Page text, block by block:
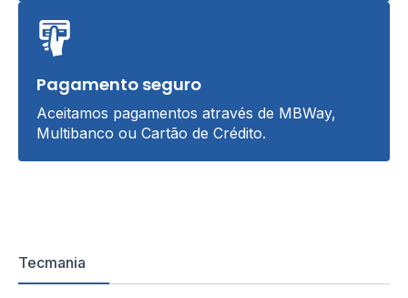
Pagamento seguro
Aceitamos pagamentos através de MBWay,
Multibanco ou Cartão de Crédito.
Tecmania